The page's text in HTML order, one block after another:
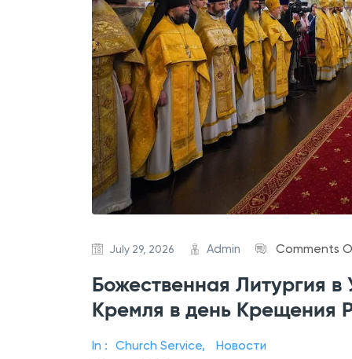
July 29, 2026 Admin Comments
Божественная Литургия
Кремля в день Крещения
In : Church Service,
Новости